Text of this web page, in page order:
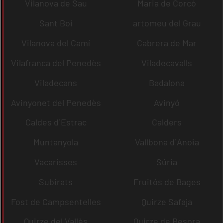
Vilanova de Sau
Maria de Corcó
Sant Boi
artomeu del Grau
Vilanova del Camí
Cabrera de Mar
Vilafranca del Penedès
Viladecavalls
Viladecans
Badalona
Avinyonet del Penedès
Avinyó
Caldes d´Estrac
Calders
Muntanyola
Vallbona d´Anoia
Vacarisses
Súria
Subirats
Fruitós de Bages
Fost de Campsentelles
Quirze Safaja